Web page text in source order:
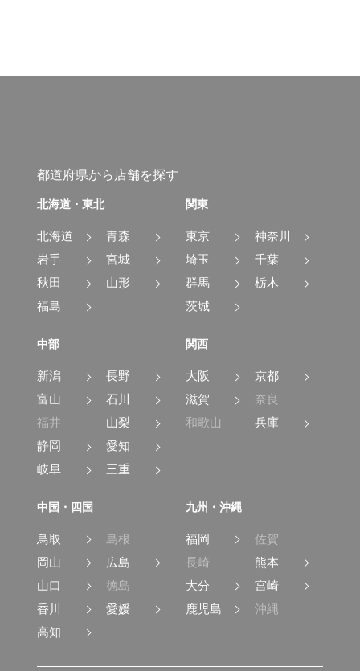
都道府県から店舗を探す
北海道・東北
北海道
青森
岩手
宮城
秋田
山形
福島
関東
東京
神奈川
埼玉
千葉
群馬
栃木
茨城
中部
新潟
長野
富山
石川
福井
山梨
静岡
愛知
岐阜
三重
関西
大阪
京都
滋賀
奈良
和歌山
兵庫
中国・四国
鳥取
島根
岡山
広島
山口
徳島
香川
愛媛
高知
九州・沖縄
福岡
佐賀
長崎
熊本
大分
宮崎
鹿児島
沖縄